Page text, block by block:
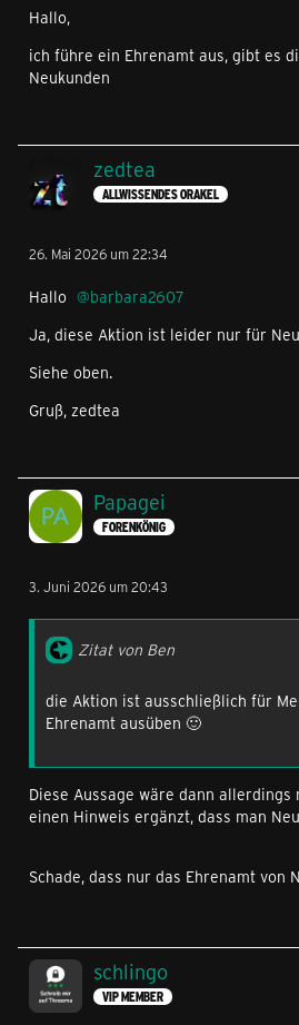
Hallo,
ich führe ein Ehrenamt aus, gibt es
Neukunden
zedtea
ALLWISSENDES ORAKEL
26. Mai 2026 um 22:34
Hallo
barbara2607
Ja, diese Aktion ist leider nur für
Siehe oben.
Gruß, zedtea
Papagei
FORENKÖNIG
3. Juni 2026 um 20:43
Zitat von Ben
die Aktion ist ausschließlich für
Ehrenamt ausüben 🙂
Diese Aussage wäre dann
einen Hinweis ergänzt, dass man
Schade, dass nur das Ehrenamt von
schlingo
VIP MEMBER